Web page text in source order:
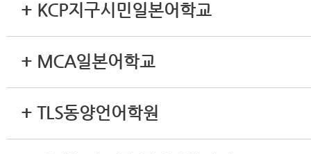
+ KCP지구시민일본어학교
+ MCA일본어학교
+ TLS동양언어학원